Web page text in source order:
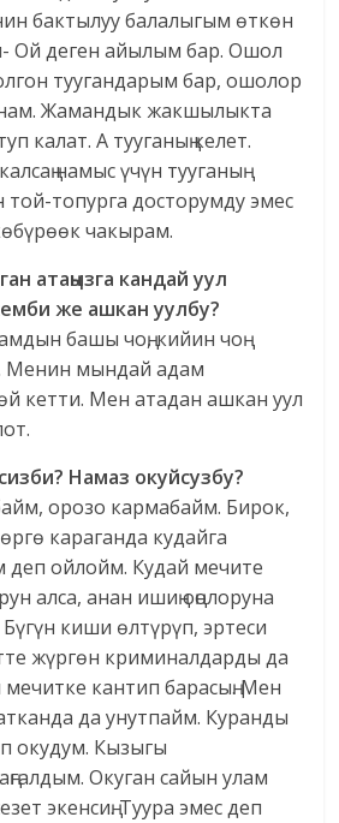
бактылуу балалыгым өткөн
Ой деген айылым бар. Ошол
туугандарым бар, ошолор
Жамандык жакшылыкта
калат. А тууганың келет.
намыс үчүн тууганың
топурга досторумду эмес
чакырам.
атаңызга кандай уул
же ашкан уулбу?
башы чоң, кийин чоң
Менин мындай адам
кетти. Мен атадан ашкан уул
Намаз окуйсузбу?
орозо кармабайм. Бирок,
караганда кудайга
ойлойм. Кудай мечите
алса, анан ишиң оңолоруна
киши өлтүрүп, эртеси
жүргөн криминалдарды да
кантип барасың. Мен
да унутпайм. Куранды
окудум. Кызыгы
Окуган сайын улам
экенсиң. Туура эмес деп